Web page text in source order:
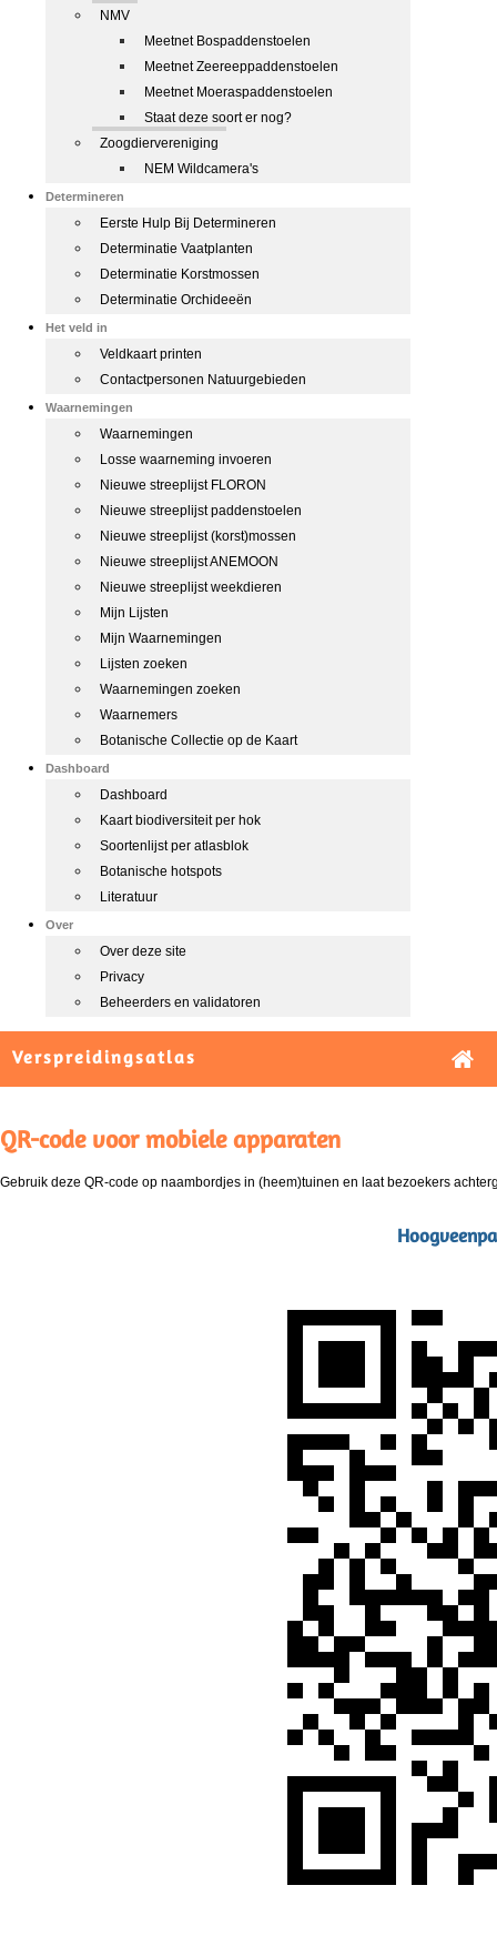
NMV
Meetnet Bospaddenstoelen
Meetnet Zeereeppaddenstoelen
Meetnet Moeraspaddenstoelen
Staat deze soort er nog?
Zoogdiervereniging
NEM Wildcamera's
Determineren
Eerste Hulp Bij Determineren
Determinatie Vaatplanten
Determinatie Korstmossen
Determinatie Orchideeën
Het veld in
Veldkaart printen
Contactpersonen Natuurgebieden
Waarnemingen
Waarnemingen
Losse waarneming invoeren
Nieuwe streeplijst FLORON
Nieuwe streeplijst paddenstoelen
Nieuwe streeplijst (korst)mossen
Nieuwe streeplijst ANEMOON
Nieuwe streeplijst weekdieren
Mijn Lijsten
Mijn Waarnemingen
Lijsten zoeken
Waarnemingen zoeken
Waarnemers
Botanische Collectie op de Kaart
Dashboard
Dashboard
Kaart biodiversiteit per hok
Soortenlijst per atlasblok
Botanische hotspots
Literatuur
Over
Over deze site
Privacy
Beheerders en validatoren
Verspreidingsatlas
QR-code voor mobiele apparaten
Gebruik deze QR-code op naambordjes in (heem)tuinen en laat bezoekers